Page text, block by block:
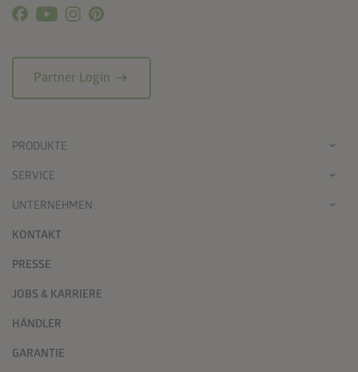
Partner Login arrow_right_alt
PRODUKTE
SERVICE
UNTERNEHMEN
KONTAKT
PRESSE
JOBS & KARRIERE
HÄNDLER
GARANTIE